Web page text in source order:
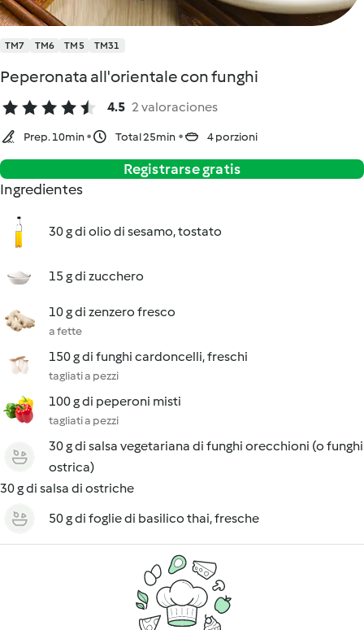
TM7 TM6 TM5 TM31
Peperonata all'orientale con funghi
4.5 2 valoraciones
Prep. 10min Total 25min 4 porzioni
Registrarse gratis
Ingredientes
30 g di olio di sesamo, tostato
15 g di zucchero
10 g di zenzero fresco
a fette
150 g di funghi cardoncelli, freschi
tagliati a pezzi
100 g di peperoni misti
tagliati a pezzi
30 g di salsa vegetariana di funghi orecchioni (o funghi
ostrica)
30 g di salsa di ostriche
50 g di foglie di basilico thai, fresche